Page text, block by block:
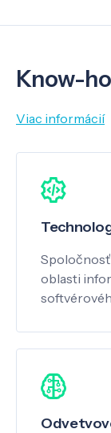
Know-
Viac informácií
oblasti